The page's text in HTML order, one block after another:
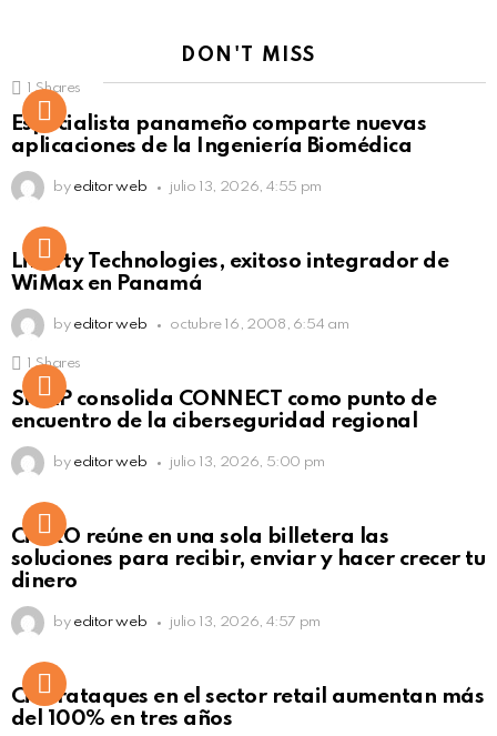
DON'T MISS
Click to view this post
Shares
Especialista panameño comparte nuevas
aplicaciones de la Ingeniería Biomédica
by editor web julio 13, 2026, 4:55 pm
Liberty Technologies, exitoso integrador de
WiMax en Panamá
by editor web octubre 16, 2008, 6:54 am
Click to view this post
Shares
SISAP consolida CONNECT como punto de
encuentro de la ciberseguridad regional
by editor web julio 13, 2026, 5:00 pm
Not Safe For Work
Click to view this post
CiNKO reúne en una sola billetera las
soluciones para recibir, enviar y hacer crecer tu
dinero
by editor web julio 13, 2026, 4:57 pm
Ciberataques en el sector retail aumentan más
del 100% en tres años